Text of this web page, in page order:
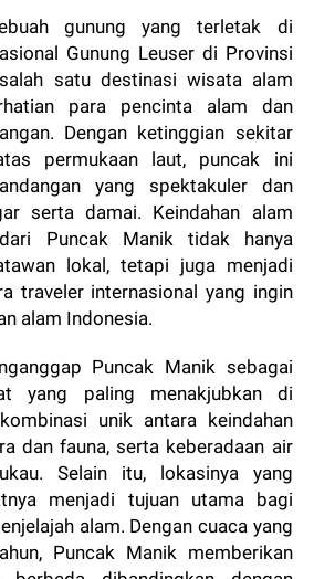
gunung yang terletak di
Gunung Leuser di Provinsi
satu destinasi wisata alam
para pencinta alam dan
Dengan ketinggian sekitar
permukaan laut, puncak ini
yang spektakuler dan
serta damai. Keindahan alam
Puncak Manik tidak hanya
lokal, tetapi juga menjadi
traveler internasional yang ingin
alam Indonesia.
Puncak Manik sebagai
yang paling menakjubkan di
unik antara keindahan
dan fauna, serta keberadaan air
Selain itu, lokasinya yang
menjadi tujuan utama bagi
alam. Dengan cuaca yang
Puncak Manik memberikan